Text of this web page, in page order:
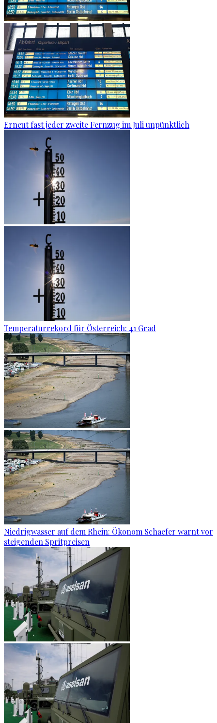
Erneut fast jeder zweite Fernzug im Juli unpünktlich
Temperaturrekord für Österreich: 41 Grad
Niedrigwasser auf dem Rhein: Ökonom Schaefer warnt vor
steigenden Spritpreisen